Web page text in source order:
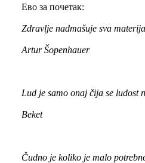
Ево за почетак:
Zdravlje nadmašuje sva
Artur Šopenhauer
Lud je samo onaj čija se ludost
Beket
Čudno je koliko je malo